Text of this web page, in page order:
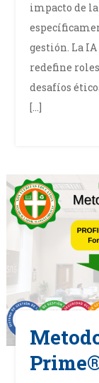
impacto de
gestión. La
redefine
desafíos
[…]